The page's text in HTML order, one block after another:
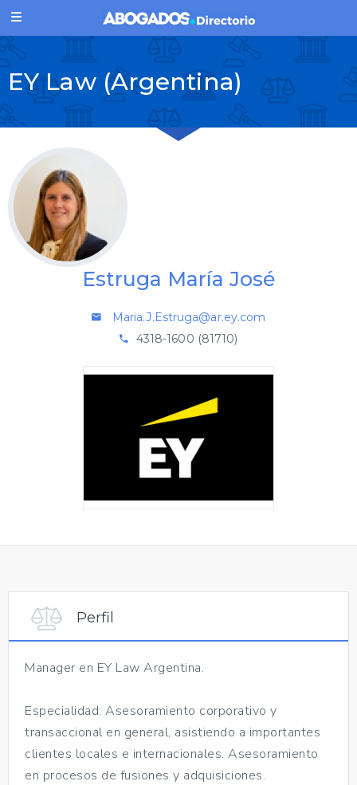
EY Law (Argentina)
Estruga María José
Maria.J.Estruga@ar.ey.com
4318-1600 (81710)
Perfil
Manager en EY Law Argentina.
Especialidad: Asesoramiento corporativo y
transaccional en general, asistiendo a importantes
clientes locales e internacionales. Asesoramiento
en procesos de fusiones y adquisiciones.